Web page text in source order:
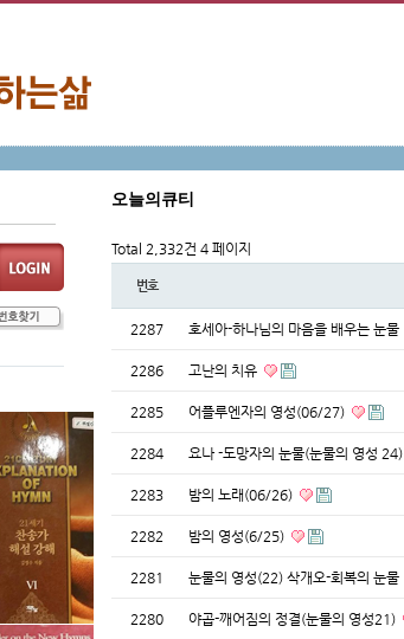
오늘의큐티
Total 2,332건 4 페이지
번호
2287 호세아-하나님의 마음을 배우는 눈물
2286 고난의 치유
2285 어플루엔자의 영성(06/27)
2284 요나 -도망자의 눈물(눈물의 영성 24)
2283 밤의 노래(06/26)
2282 밤의 영성(6/25)
2281 눈물의 영성(22) 삭개오-회복의 눈물
2280 야곱-깨어짐의 정결(눈물의 영성21)